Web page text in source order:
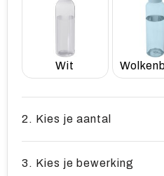
Wit
2. Kies je aantal
3. Kies je bewerking